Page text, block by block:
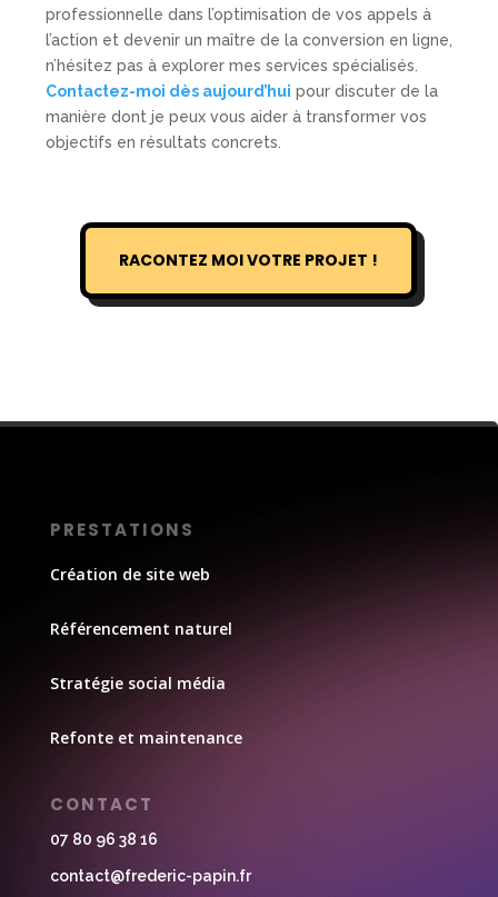
professionnelle dans l’optimisation de vos appels à
l’action et devenir un maître de la conversion en ligne,
n’hésitez pas à explorer mes services spécialisés.
Contactez-moi dès aujourd’hui pour discuter de la
manière dont je peux vous aider à transformer vos
objectifs en résultats concrets.
RACONTEZ MOI VOTRE PROJET !
PRESTATIONS
Création de site web
Référencement naturel
Stratégie social média
Refonte et maintenance
CONTACT
07 80 96 38 16
contact@frederic-papin.fr